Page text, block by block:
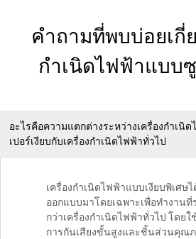
คำถามที่พบบ่อยเกี่
กำเนิดไฟฟ้าแบบซู
อะไรคือความแตกต่างระหว่างเครื่องกำเนิ
เปอร์เงียบกับเครื่องกำเนิดไฟฟ้าทั่วไป
เครื่องกำเนิดไฟฟ้าแบบเงียบพิเศษ
ออกแบบมาโดยเฉพาะเพื่อทำงานที่
กว่าเครื่องกำเนิดไฟฟ้าทั่วไป โดยใ
การกันเสียงขั้นสูงและชิ้นส่วนคุณภ